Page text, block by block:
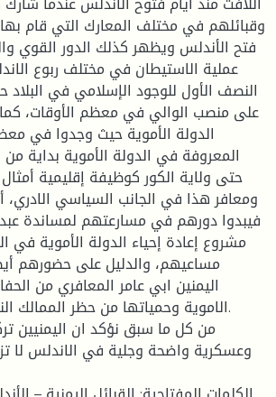
وقبائلهم في مختلف المعارك التي قام
فتح الأندلس ويظهر كذلك الدور القوي
عملية الاستيطان في مختلف ربوع
النصف الأول للوجود الإسلامي في البلاد
على منصب الوالي في معظم الأوقات،
الدولة الأموية حيث وجدوا في
المعروفة في الدولة الأموية بداية
حتى ولاية الكور كوظيفة إقليمية
ومعافر هذا في الجانب السياسي الادري،
فيبدوا دورهم في مسارعتهم لمساندة
مشروع إعادة إحياء الدولة الأموية في
مساعيهم، والدليل على حضورهم
اليمنين ابي عامر المعافري من
الاموية وحمياتها من حظر الممالك
من كل ما سبق نؤكد ان اليمنيين
وعسكرية واضحة وجلية في الاندلس لا